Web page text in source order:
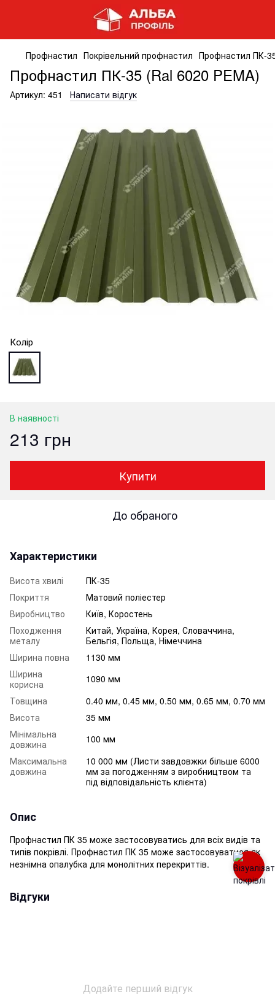
Профнастил Покрівельний профнастил Профнастил ПК-
Профнастил ПК-35 (Ral 6020 PEMA)
Артикул: 451 Написати відгук
Колір
В наявності
213 грн
Купити
До обраного
Характеристики
Висота хвилі
ПК-35
Покриття
Матовий поліестер
Виробництво
Київ, Коростень
Походження
металу
Китай, Україна, Корея, Словаччина,
Бельгія, Польща, Німеччина
Ширина повна
1130 мм
Ширина
корисна
1090 мм
Товщина
0.40 мм, 0.45 мм, 0.50 мм, 0.65 мм, 0.70 мм
Висота
35 мм
Мінімальна
довжина
100 мм
Максимальна
довжина
10 000 мм (Листи завдовжки більше 6000
мм за погодженням з виробництвом та
під відповідальність клієнта)
Опис
Профнастил ПК 35 може застосовуватись для всіх видів та
типів покрівлі. Профнастил ПК 35 може застосовуватися як
незнімна опалубка для монолітних перекриттів.
Відгуки
Додайте перший відгук